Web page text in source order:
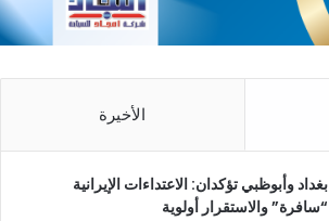
الأخيرة
بغداد وأبوظبي تؤكدان: الاعتداءات الإيرانية
“سافرة” والاستقرار أولوية